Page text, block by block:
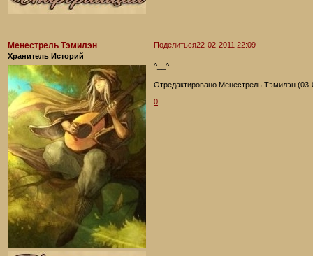
Поделиться22-02-2011 22:09
Менестрель Тэмилэн
Хранитель Историй
^__^
Отредактировано Менестрель Тэмилэн (03-
0